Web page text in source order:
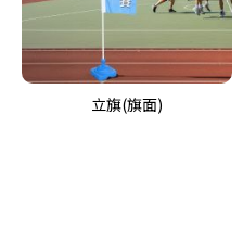
立旗(旗面)